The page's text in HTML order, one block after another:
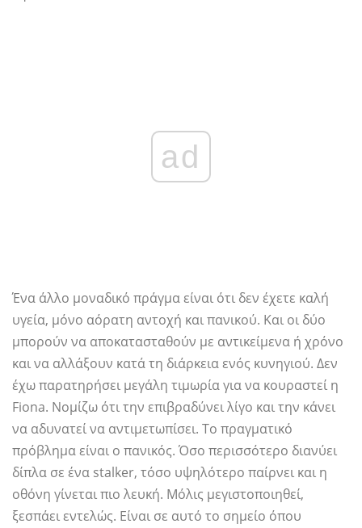
ad
Ένα άλλο μοναδικό πράγμα είναι ότι δεν έχετε καλή
υγεία, μόνο αόρατη αντοχή και πανικού. Και οι δύο
μπορούν να αποκατασταθούν με αντικείμενα ή χρόνο
και να αλλάξουν κατά τη διάρκεια ενός κυνηγιού. Δεν
έχω παρατηρήσει μεγάλη τιμωρία για να κουραστεί η
Fiona. Νομίζω ότι την επιβραδύνει λίγο και την κάνει
να αδυνατεί να αντιμετωπίσει. Το πραγματικό
πρόβλημα είναι ο πανικός. Όσο περισσότερο διανύει
δίπλα σε ένα stalker, τόσο υψηλότερο παίρνει και η
οθόνη γίνεται πιο λευκή. Μόλις μεγιστοποιηθεί,
ξεσπάει εντελώς. Είναι σε αυτό το σημείο όπου